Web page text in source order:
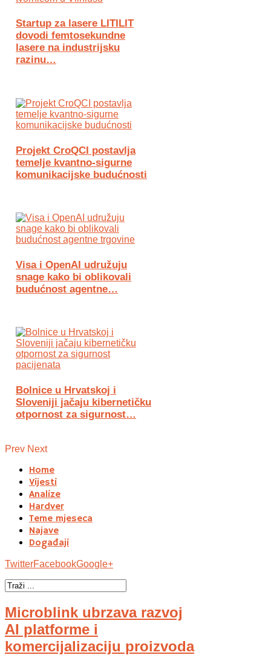
Startup za lasere LITILIT
dovodi femtosekundne
lasere na industrijsku
razinu…
Projekt CroQCI postavlja
temelje kvantno-sigurne
komunikacijske budućnosti
Visa i OpenAI udružuju
snage kako bi oblikovali
budućnost agentne…
Bolnice u Hrvatskoj i
Sloveniji jačaju kibernetičku
otpornost za sigurnost…
Prev Next
Home
Vijesti
Analize
Hardver
Teme mjeseca
Najave
Događaji
TwitterFacebookGoogle+
Microblink ubrzava razvoj
AI platforme i
komercijalizaciju proizvoda